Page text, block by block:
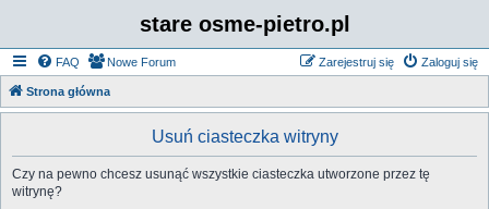
stare osme-pietro.pl
FAQ Zaloguj się
Zarejestruj się
Nowe Forum
Strona główna
Usuń ciasteczka witryny
Czy na pewno chcesz usunąć wszystkie ciasteczka utworzone przez tę
witrynę?